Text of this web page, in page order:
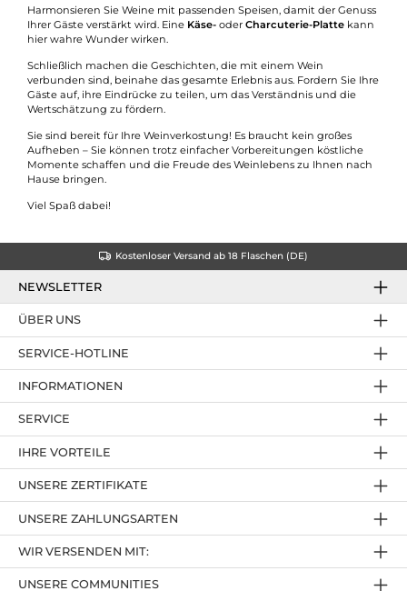
Harmonsieren Sie Weine mit passenden Speisen, damit der Genuss
Ihrer Gäste verstärkt wird. Eine Käse- oderCharcuterie-Platte kann
hier wahre Wunder wirken.
Schließlich machen die Geschichten, die mit einem Wein
verbunden sind, beinahe das gesamte Erlebnis aus. Fordern Sie Ihre
Gäste auf, ihre Eindrücke zu teilen, um das Verständnis und die
Wertschätzung zu fördern.
Sie sind bereit für Ihre Weinverkostung! Es braucht kein großes
Aufheben – Sie können trotz einfacher Vorbereitungen köstliche
Momente schaffen und die Freude des Weinlebens zu Ihnen nach
Hause bringen.
Viel Spaß dabei!
Kostenloser Versand ab 18 Flaschen (DE)
NEWSLETTER
SERVICE-HOTLINE
IHRE VORTEILE
UNSERE ZAHLUNGSARTEN
ÜBER UNS
UNSERE ZERTIFIKATE
INFORMATIONEN
SERVICE
UNSERE COMMUNITIES
WIR VERSENDEN MIT: